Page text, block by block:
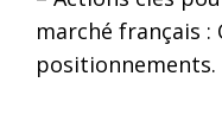
marché français :
positionnements.